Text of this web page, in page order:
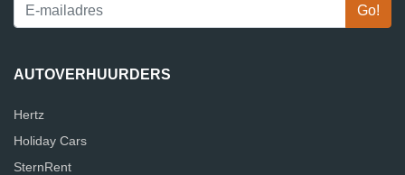
AUTOVERHUURDERS
Hertz
Holiday Cars
SternRent